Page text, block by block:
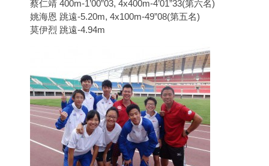
蔡仁靖 400m-1’00”03, 4x400m-4’01”33(第六名)
姚海恩 跳遠-5.20m, 4x100m-49”08(第五名)
莫伊烈 跳遠-4.94m